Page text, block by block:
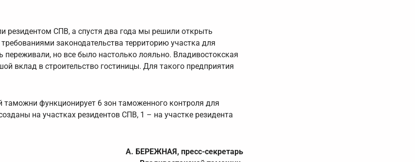
резидентом СПВ, а спустя два года мы решили открыть
законодательства территорию участка для
но все было настолько лояльно. Владивостокская
вклад в строительство гостиницы. Для такого предприятия
таможни функционирует 6 зон таможенного контроля для
на участках резидентов СПВ, 1 – на участке резидента
А. БЕРЕЖНАЯ, пресс-секретарь